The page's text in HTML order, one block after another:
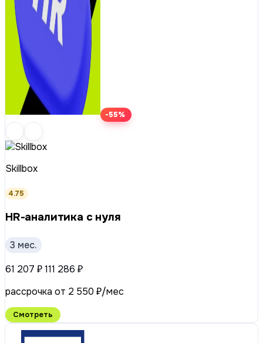
-55%
Skillbox
4.75
HR-аналитика с нуля
3 мес.
61 207 ₽111 286 ₽
рассрочка от 2 550 ₽/мес
Смотреть